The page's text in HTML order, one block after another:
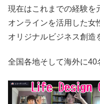
現在はこれまでの経験を
オンラインを活用した女
オリジナルビジネス創造
全国各地そして海外に40